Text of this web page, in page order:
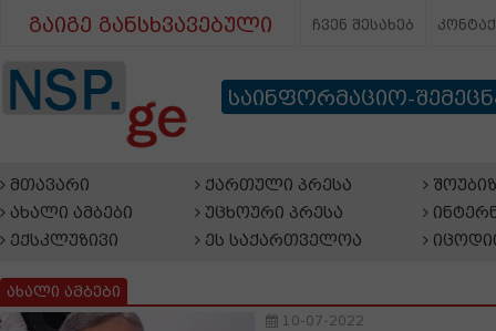
გაიგე განსხვავებული ჩვენ შესახებ
საინფორმაციო-
მთავარი
ახალი ამბები
ექსკლუზივი
ქართული პრესა
უცხოური პრესა
ეს საქართველოა
ახალი ამბები
10-07-2022